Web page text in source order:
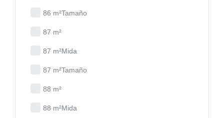
86 m²Tamaño
87 m²
87 m²Mida
87 m²Tamaño
88 m²
88 m²Mida